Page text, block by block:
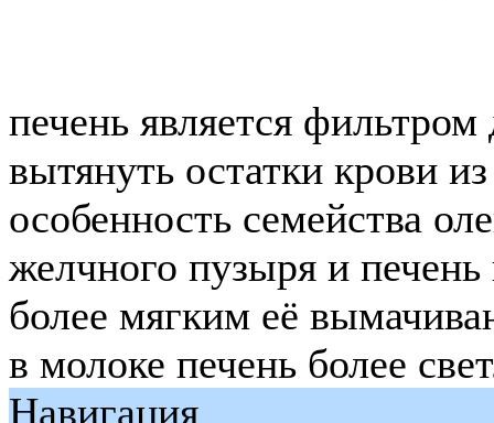
печень является
вытянуть остатки крови
особенность семейства
желчного пузыря и печень
более мягким её
в молоке печень более
Навигация